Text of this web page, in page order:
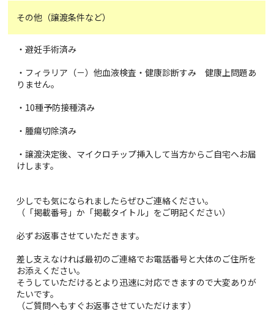
その他（譲渡条件など）
・避妊手術済み
・フィラリア（－）他血液検査・健康診断すみ 健康上問題あ
りません。
・10種予防接種済み
・腫瘍切除済み
・譲渡決定後、マイクロチップ挿入して当方からご自宅へお届
けします。
少しでも気になられましたらぜひご連絡ください。
（「掲載番号」か「掲載タイトル」をご明記ください）
必ずお返事させていただきます。
差し支えなければ最初のご連絡でお電話番号と大体のご住所を
お添えください。
そうしていただけるとより迅速に対応できますので大変ありが
たいです。
（ご質問へもすぐお返事させていただけます）